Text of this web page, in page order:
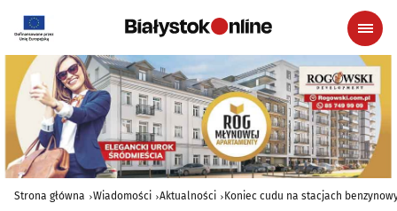
Strona główna Wiadomości Aktualności Koniec cudu na stacjach